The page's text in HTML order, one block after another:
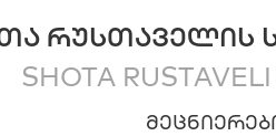
ᲠᲣᲡᲗᲐᲕᲔᲚᲘᲡ
SHOTA